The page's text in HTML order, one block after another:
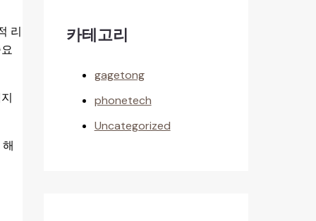
리
카테고리
gagetong
phonetech
Uncategorized